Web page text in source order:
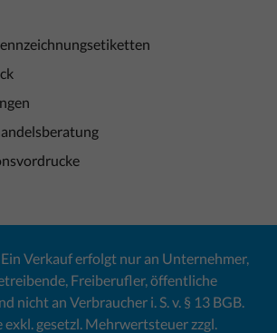
Ein Verkauf erfolgt nur an Unternehmer,
Freiberufler, öffentliche
nicht an Verbraucher i. S. v. § 13 BGB.
exkl. gesetzl. Mehrwertsteuer zzgl.